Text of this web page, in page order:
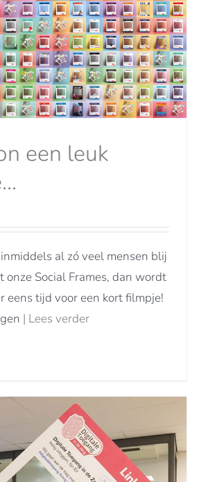
een leuk
al zó veel mensen blij
onze Social Frames, dan wordt
eens tijd voor een kort filmpje!
| Lees verder